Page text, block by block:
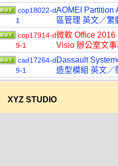
cop18022-d
1
AOMEI Partition
區管理 英文／繁
cop17914-d
9-1
微軟 Office
Visio 辦公室文
cad17264-d
9-1
Dassault
造型模組 英文／